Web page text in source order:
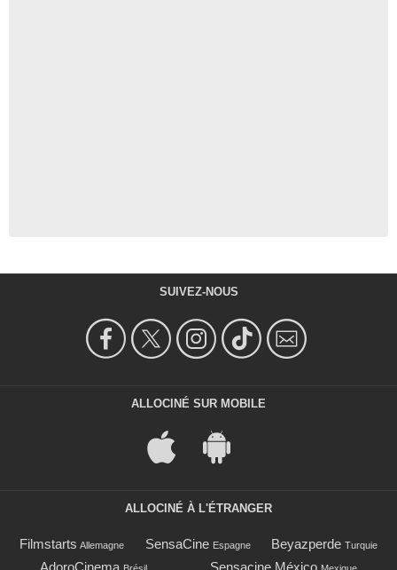
SUIVEZ-NOUS
ALLOCINÉ SUR MOBILE
ALLOCINÉ À L'ÉTRANGER
Filmstarts Allemagne SensaCine Espagne Beyazperde Turquie
AdoroCinema Brésil Sensacine México Mexique